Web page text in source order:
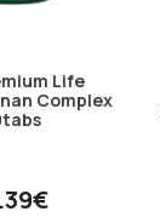
Life
Complex